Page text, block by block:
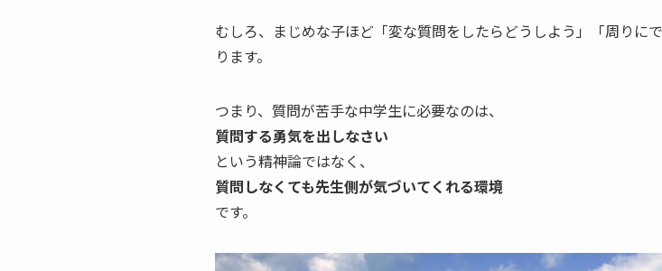
むしろ、まじめな子ほど「変な質問をしたらどうしよう」「周りに
ります。
つまり、質問が苦手な中学生に必要なのは、
質問する勇気を出しなさい
という精神論ではなく、
質問しなくても先生側が気づいてくれる環境
です。